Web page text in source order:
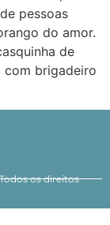
pessoas
do amor.
de
com brigadeiro
os direitos